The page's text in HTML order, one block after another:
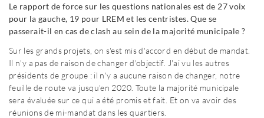
Le rapport de force sur les questions nationales est de 27 voix
pour la gauche, 19 pour LREM et les centristes. Que se
passerait-il en cas de clash au sein de la majorité municipale ?
Sur les grands projets, on s'est mis d'accord en début de mandat.
Il n'y a pas de raison de changer d'objectif. J'ai vu les autres
présidents de groupe : il n'y a aucune raison de changer, notre
feuille de route va jusqu'en 2020. Toute la majorité municipale
sera évaluée sur ce qui a été promis et fait. Et on va avoir des
réunions de mi-mandat dans les quartiers.